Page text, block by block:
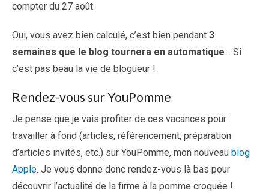
compter du 27 août.
Oui, vous avez bien calculé, c’est bien pendant 3
semaines que le blog tournera en automatique… Si
c’est pas beau la vie de blogueur !
Rendez-vous sur YouPomme
Je pense que je vais profiter de ces vacances pour
travailler à fond (articles, référencement, préparation
d’articles invités, etc.) sur YouPomme, mon nouveau blog
Apple. Je vous donne donc rendez-vous là bas pour
découvrir l’actualité de la firme à la pomme croquée !